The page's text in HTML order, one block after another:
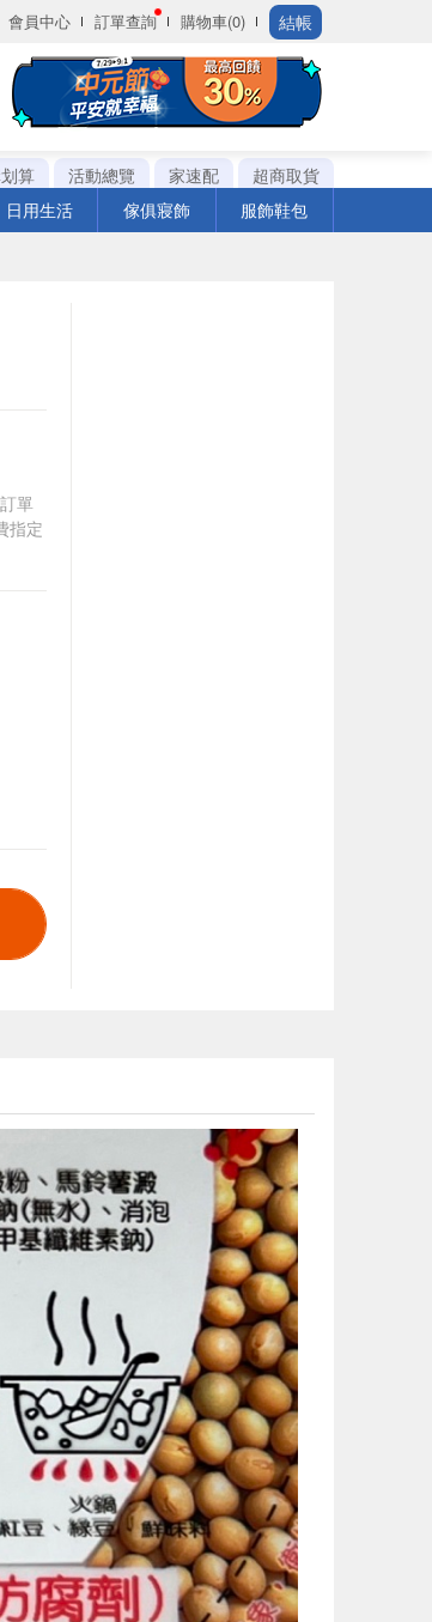
會員中心 訂單查詢 購物車(0) 結帳
算 活動總覽 家速配
超商取貨
日用生活 傢俱寢飾 服飾鞋包
單
指定